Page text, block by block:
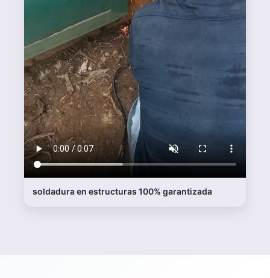
profesionales en cada proyecto.
Asesoría personalizada
Te ayudamos a elegir la mejor solución
según tu espacio y presupuesto.
Instalación rápida
limpio.